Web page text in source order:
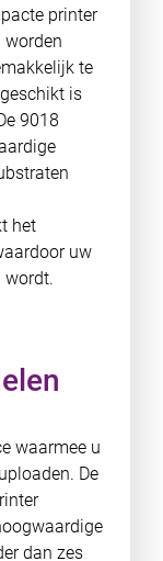
printer
te
is
9018
het
uw
wordt.
waarmee u
De
dan zes